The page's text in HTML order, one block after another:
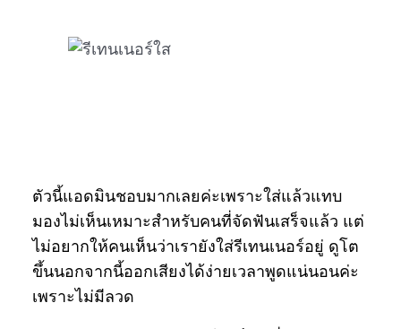
ตัวนี้แอดมินชอบมากเลยค่ะเพราะใส่แล้วแทบ
มองไม่เห็นเหมาะสำหรับคนที่จัดฟันเสร็จแล้ว แต่
ไม่อยากให้คนเห็นว่าเรายังใส่รีเทนเนอร์อยู่ ดูโต
ขึ้นนอกจากนี้ออกเสียงได้ง่ายเวลาพูดแน่นอนค่ะ
เพราะไม่มีลวด